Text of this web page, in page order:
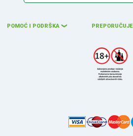
POMOĆ I PODRŠKA ❮